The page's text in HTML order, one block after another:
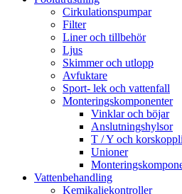
Cirkulationspumpar
Filter
Liner och tillbehör
Ljus
Skimmer och utlopp
Avfuktare
Sport- lek och vattenfall
Monteringskomponenter
Vinklar och böjar
Anslutningshylsor
T / Y och
Unioner
Vattenbehandling
Kemikaliekontroller